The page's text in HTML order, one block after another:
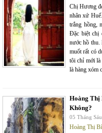
Chị Hương
nhân xứ
trắng hồng,
Đặc biệt chị
nước hồ thu.
muốt rất có
tôi chỉ mới là
là hàng xóm
Hoàng Thị
Không?
05 Tháng
Hoàng Thị